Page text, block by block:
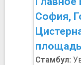
София,
Стамбул: